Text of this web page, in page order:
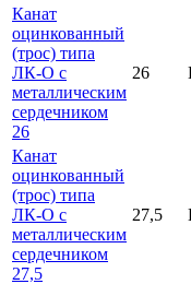
Канат
оцинкованный
(трос) типа
ЛК-О с
металлическим
сердечником
26
26
Канат
оцинкованный
(трос) типа
ЛК-О с
металлическим
сердечником
27,5
27,5